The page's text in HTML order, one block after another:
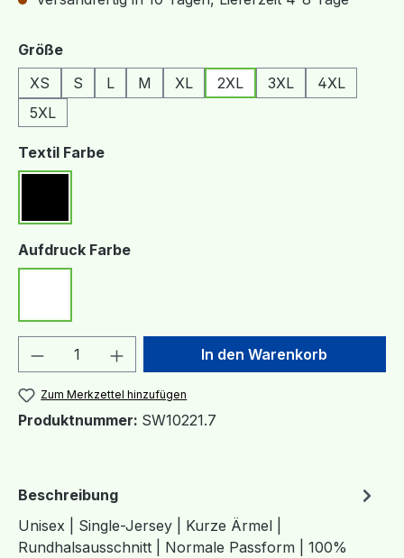
Größeauswählen
XS
S L M XL 2XL 3XL
4XL
5XL
Textil Farbeauswählen
Aufdruck Farbeauswählen
Produkt Anzahl: Gib denIn den Warenkorb
Zum Merkzettel hinzufügen
Produktnummer: SW10221.7
Beschreibung
Unisex | Single-Jersey | Kurze Ärmel |
Rundhalsausschnitt | Normale Passform | 100%